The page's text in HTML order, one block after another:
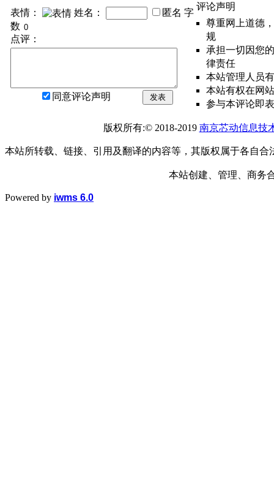
表情： 姓名： 匿名 字
数
点评：
同意评论声明 发表
评论声明
尊重网上道德
规
承担一切因您
律责任
本站管理人员
本站有权在网
参与本评论即
版权所有:© 2018-2019 南京芯动信息技
本站所转载、链接、引用及翻译的内容等，其版权属于各自合
本站创建、管理、商务
Powered by iwms 6.0